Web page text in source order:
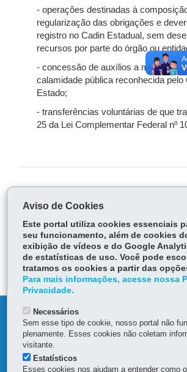
- operações destinadas à
regularização das obrigações e
registro no Cadin Estadual, sem
recursos por parte do órgão ou
- concessão de auxílios a municípios
calamidade pública reconhecida pelo
Estado;
- transferências voluntárias de que
25 da Lei Complementar Federal nº
ce
bo
ok
Tw
itt
er
Voltar Início
MAPA DO SITE
DENUNCIE CORRUPÇÃO
Aviso de Cookies
Este portal utiliza cookies essenciais
seu funcionamento, além de cookies
exibição de vídeos e do Google
de estatísticas de uso. Você pode
tratamos os cookies a partir das
Para mais informações, acesse nossa
Privacidade.
Necessários
Sem esse tipo de cookie, nosso portal não
plenamente. Esses cookies não coletam
visitante.
Estatísticos
Esses cookies nos ajudam a entender como